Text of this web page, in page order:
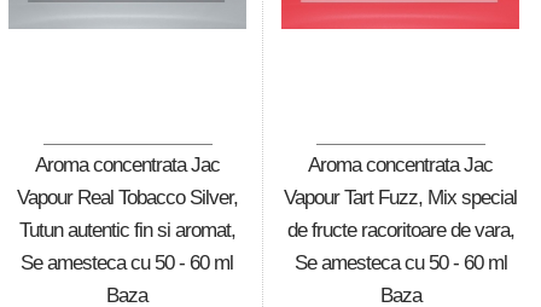
Aroma concentrata Jac
Vapour Real Tobacco Silver,
Tutun autentic fin si aromat,
Se amesteca cu 50 - 60 ml
Baza
Aroma concentrata Jac
Vapour Tart Fuzz, Mix special
de fructe racoritoare de vara,
Se amesteca cu 50 - 60 ml
Baza